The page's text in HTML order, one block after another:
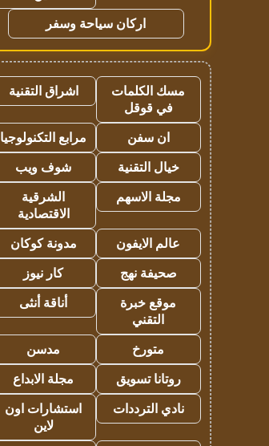
اركان سياحة وسفر
مسك الكلمات
في قوقل
اشراق التقنية
ان سفن
مرابع التكنولوجيا
خيال التقنية
شوف ويب
مجلة الاسهم
الشرقية
الاقتصادية
عالم الايفون
مدونة كوكان
صحيفة نهج
كار نيوز
موقع خبرة
التقني
أناقة أنثى
متورخ
مدسن
روتانا تسويق
مجلة الابداع
نادي الترددات
استشارات اون
لاين